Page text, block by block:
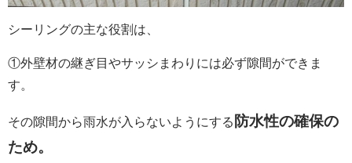
シーリングの主な役割は、
①外壁材の継ぎ目やサッシまわりには必ず隙間ができま
す。
その隙間から雨水が入らないようにする 防水性の確保の
ため。